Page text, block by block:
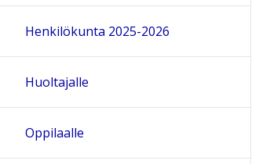
Henkilökunta 2025-2026
Huoltajalle
Oppilaalle